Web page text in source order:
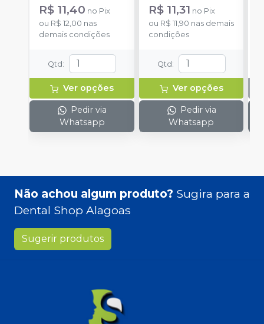
R$ 11,40 no Pix
ou R$ 12,00 nas
demais condições
Qtd :
Ver opções
Pedir via
Whatsapp
R$ 11,31 no Pix
ou R$ 11,90 nas demais
condições
Qtd :
Ver opções
Pedir via
Whatsapp
Não achou algum produto? Sugira para a
Dental Shop Alagoas
Sugerir produtos